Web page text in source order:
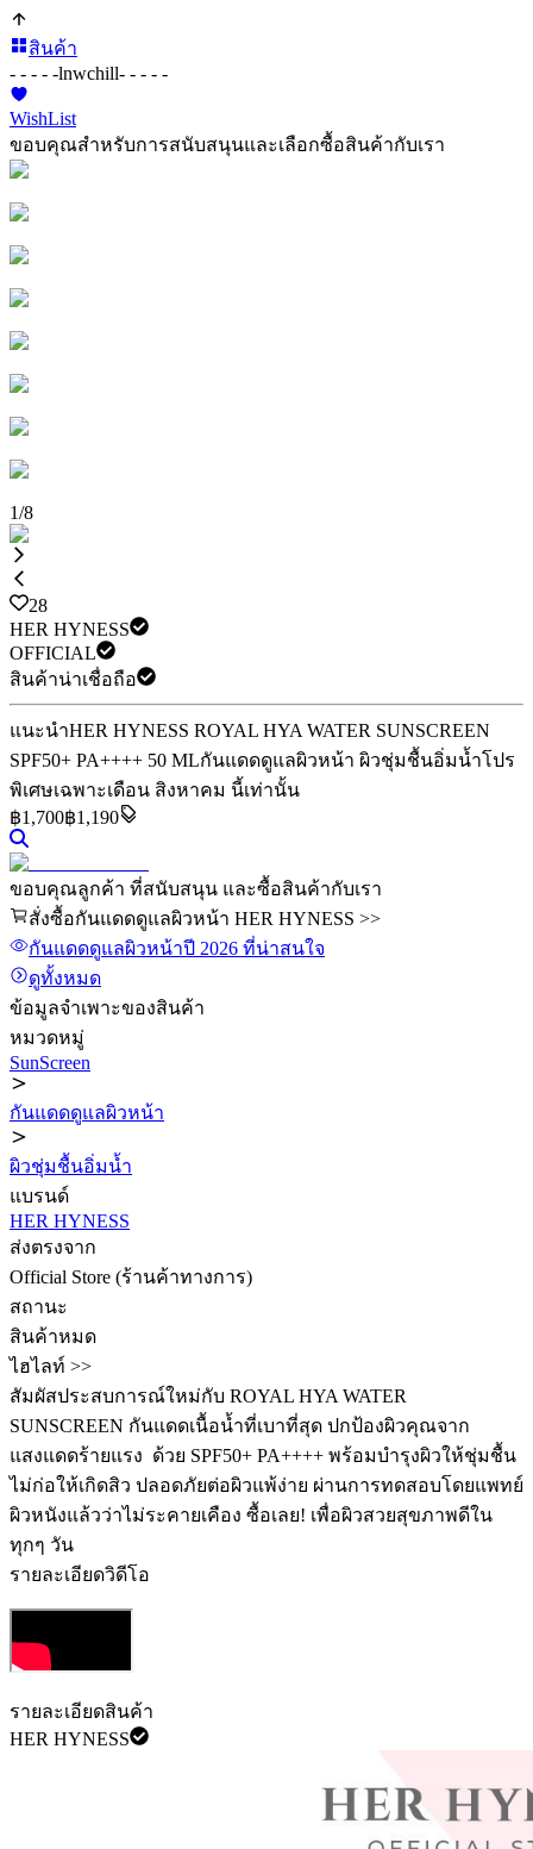
สินค้า
- - - - -lnwchill- - - - -
WishList
ขอบคุณสำหรับการสนับสนุนและเลือกซื้อสินค้ากับเรา
1/8
28
HER HYNESS
OFFICIAL
สินค้าน่าเชื่อถือ
แนะนำHER HYNESS ROYAL HYA WATER SUNSCREEN
SPF50+ PA++++ 50 MLกันแดดดูแลผิวหน้า ผิวชุ่มชื้นอิ่มน้ำโปร
พิเศษเฉพาะเดือน สิงหาคม นี้เท่านั้น
฿1,700฿1,190
ขอบคุณลูกค้า ที่สนับสนุน และซื้อสินค้ากับเรา
สั่งซื้อกันแดดดูแลผิวหน้า HER HYNESS >>
กันแดดดูแลผิวหน้าปี 2026 ที่น่าสนใจ
ดูทั้งหมด
ข้อมูลจำเพาะของสินค้า
หมวดหมู่
SunScreen
กันแดดดูแลผิวหน้า
ผิวชุ่มชื้นอิ่มน้ำ
แบรนด์
HER HYNESS
ส่งตรงจาก
Official Store (ร้านค้าทางการ)
สถานะ
สินค้าหมด
ไฮไลท์ >>
สัมผัสประสบการณ์ใหม่กับ ROYAL HYA WATER
SUNSCREEN กันแดดเนื้อน้ำที่เบาที่สุด ปกป้องผิวคุณจาก
แสงแดดร้ายแรง ️ ด้วย SPF50+ PA++++ พร้อมบำรุงผิวให้ชุ่มชื้น
ไม่ก่อให้เกิดสิว ปลอดภัยต่อผิวแพ้ง่าย ผ่านการทดสอบโดยแพทย์
ผิวหนังแล้วว่าไม่ระคายเคือง ซื้อเลย! เพื่อผิวสวยสุขภาพดีใน
ทุกๆ วัน
รายละเอียดวิดีโอ
รายละเอียดสินค้า
HER HYNESS